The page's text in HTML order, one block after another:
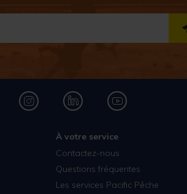
À votre service
Contactez-nous
Questions fréquentes
Les services Pacific Pêche